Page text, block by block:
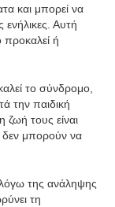
και μπορεί να
Αυτή
προκαλεί ή
το σύνδρομο,
την παιδική
ζωή τους είναι
δεν μπορούν να
της ανάληψης
τη